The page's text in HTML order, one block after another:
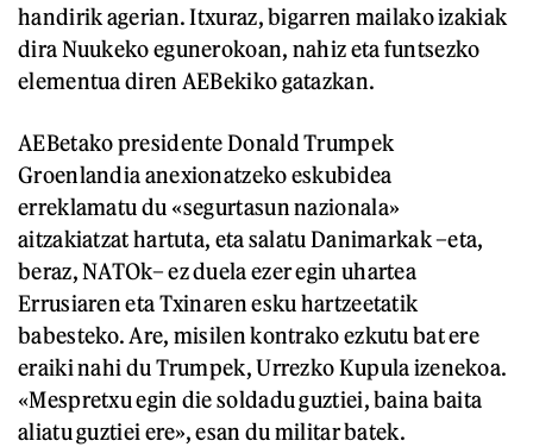
handirik agerian. Itxuraz, bigarren mailako izakiak
dira Nuukeko egunerokoan, nahiz eta funtsezko
elementua diren AEBekiko gatazkan.
AEBetako presidente Donald Trumpek
Groenlandia anexionatzeko eskubidea
erreklamatu du «segurtasun nazionala»
aitzakiatzat hartuta, eta salatu Danimarkak –eta,
beraz, NATOk– ez duela ezer egin uhartea
Errusiaren eta Txinaren esku hartzeetatik
babesteko. Are, misilen kontrako ezkutu bat ere
eraiki nahi du Trumpek, Urrezko Kupula izenekoa.
«Mespretxu egin die soldadu guztiei, baina baita
aliatu guztiei ere», esan du militar batek.